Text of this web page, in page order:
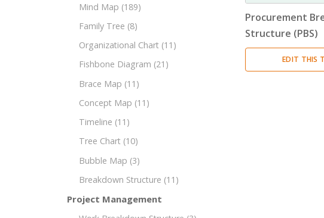
Mind Map (189)
Family Tree (8)
Organizational Chart (11)
Fishbone Diagram (21)
Brace Map (11)
Concept Map (11)
Timeline (11)
Tree Chart (10)
Bubble Map (3)
Breakdown Structure (11)
Project Management
Procurement
Structure (PBS)
EDIT THIS